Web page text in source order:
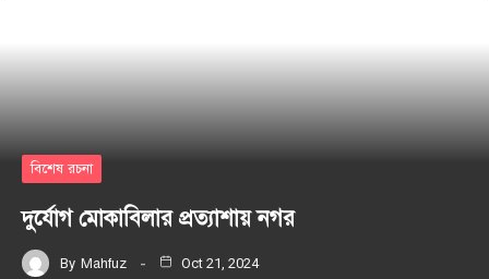
বিশেষ রচনা
দুর্যোগ মোকাবিলার প্রত্যাশায় নগর
By Mahfuz Oct 21, 2024